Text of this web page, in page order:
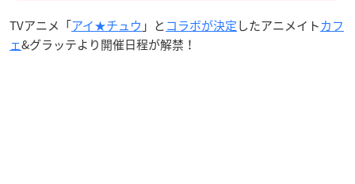
TVアニメ「アイ★チュウ 」とコラボが決定したアニメイトカフ
ェ&グラッテより開催日程が解禁！